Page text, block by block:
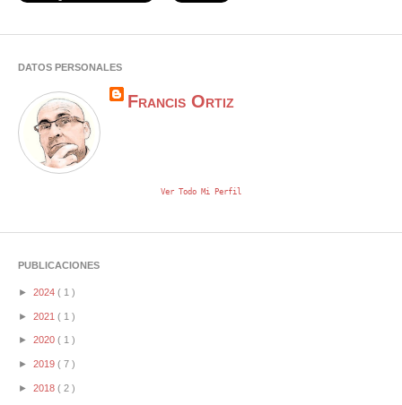
DATOS PERSONALES
Francis Ortiz
Ver Todo Mi Perfil
PUBLICACIONES
► 2024 ( 1 )
► 2021 ( 1 )
► 2020 ( 1 )
► 2019 ( 7 )
► 2018 ( 2 )